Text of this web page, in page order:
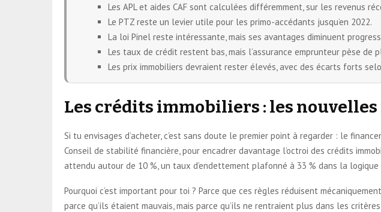
Les APL et aides CAF sont calculées différemment, sur les revenus
Le PTZ reste un levier utile pour les primo-accédants jusqu’en 2022.
La loi Pinel reste intéressante, mais ses avantages diminuent
Les taux de crédit restent bas, mais l’assurance emprunteur pèse
Les prix immobiliers devraient rester élevés, avec des écarts forts
Les crédits immobiliers : les nouvelles
Si tu envisages d’acheter, c’est sans doute le premier point à regarder : le
Conseil de stabilité financière, pour encadrer davantage l’octroi des crédits
attendu autour de 10 %, un taux d’endettement plafonné à 33 % dans la
Pourquoi c’est important pour toi ? Parce que ces règles réduisent
parce qu’ils étaient mauvais, mais parce qu’ils ne rentraient plus dans les